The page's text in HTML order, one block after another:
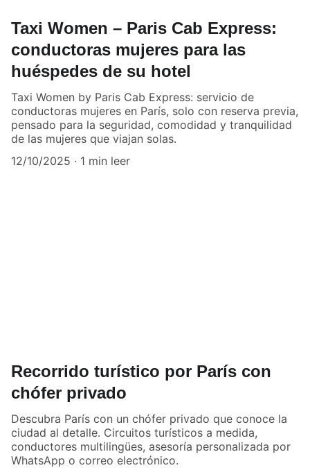
Taxi Women – Paris Cab Express:
conductoras mujeres para las
huéspedes de su hotel
Taxi Women by Paris Cab Express: servicio de
conductoras mujeres en París, solo con reserva previa,
pensado para la seguridad, comodidad y tranquilidad
de las mujeres que viajan solas.
12/10/2025
1 min leer
Recorrido turístico por París con
chófer privado
Descubra París con un chófer privado que conoce la
ciudad al detalle. Circuitos turísticos a medida,
conductores multilingües, asesoría personalizada por
WhatsApp o correo electrónico.